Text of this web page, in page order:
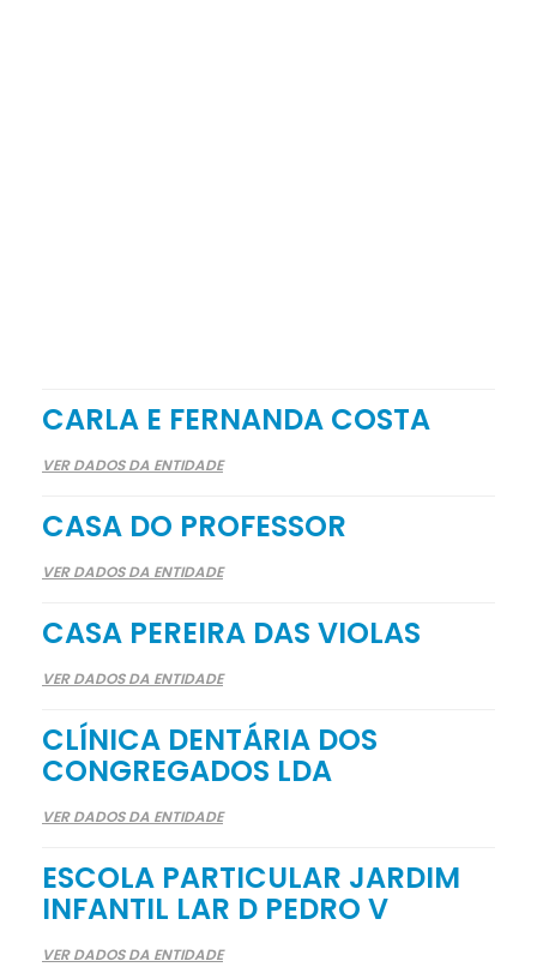
CARLA E FERNANDA COSTA
VER DADOS DA ENTIDADE
CASA DO PROFESSOR
VER DADOS DA ENTIDADE
CASA PEREIRA DAS VIOLAS
VER DADOS DA ENTIDADE
CLÍNICA DENTÁRIA DOS
CONGREGADOS LDA
VER DADOS DA ENTIDADE
ESCOLA PARTICULAR JARDIM
INFANTIL LAR D PEDRO V
VER DADOS DA ENTIDADE